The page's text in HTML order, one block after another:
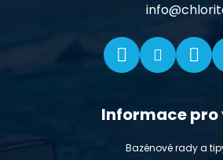
info@
Informace pro
Bazénové rady a